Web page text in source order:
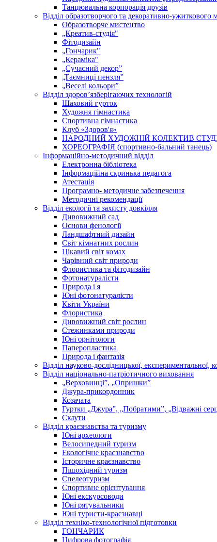
Танцювальна корпорація друзів
Відділ образотворчого та декоративно-ужиткового
Образотворче мистецтво
„Креатив-студія"
Фітодизайн
„Гончарик"
„Кераміка"
„Сучасний декор”
„Таємниці пензля”
„Веселі кольори”
Відділ здоров’язберігаючих технологій
Шаховий гурток
Художня гімнастика
Спортивна гімнастика
Клуб «Здоров'я»
НАРОДНИЙ ХУДОЖНІЙ КОЛЕКТИВ
ХОРЕОГРАФІЯ (спортивно-бальний танець)
Інформаційно-методичний відділ
Електронна бібліотека
Інформаційна скринька педагога
Атестація
Програмно- методичне забезпечення
Методичні рекомендації
Відділ екології та захисту довкілля
Дивовижний сад
Основи фенології
Ландшафтний дизайн
Світ кімнатних рослин
Цікавий світ комах
Чарівний світ природи
Флористика та фітодизайн
Фотонатуралісти
Природа і я
Юні фотонатуралісти
Квіти України
Флористика
Дивовижний світ рослин
Стежинками природи
Юні орнітологи
Паперопластика
Природа і фантазія
Відділ науково-дослідницької, експериментальної,
Відділ національно-патріотичного виховання
„Верховинці”, „Опришки”
Джура-прикордонник
Козачата
Гуртки „Джура”, „Побратими”, „Відважні
Скаути
Відділ краєзнавства та туризму
Юні археологи
Велосипедний туризм
Екологічне краєзнавство
Історичне краєзнавство
Пішохідний туризм
Спелеотуризм
Спортивне орієнтування
Юні екскурсоводи
Юні рятувальники
Юні туристи-краєзнавці
Відділ техніко-технологічної підготовки
ГОНЧАРИК
Цифрова фотографія